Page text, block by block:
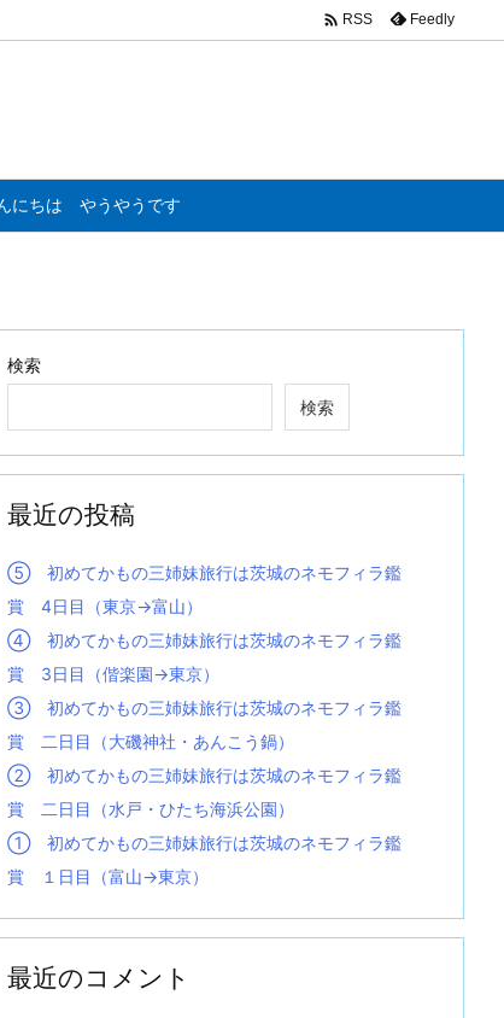
にちは やうやうです
 RSS Feedly
検索
検索
最近の投稿
⑤ 初めてかもの三姉妹旅行は茨城のネモフィラ鑑
賞 4日目（東京→富山）
④ 初めてかもの三姉妹旅行は茨城のネモフィラ鑑
賞 3日目（偕楽園→東京）
③ 初めてかもの三姉妹旅行は茨城のネモフィラ鑑
賞 二日目（大磯神社・あんこう鍋）
② 初めてかもの三姉妹旅行は茨城のネモフィラ鑑
賞 二日目（水戸・ひたち海浜公園）
① 初めてかもの三姉妹旅行は茨城のネモフィラ鑑
賞 １日目（富山→東京）
最近のコメント